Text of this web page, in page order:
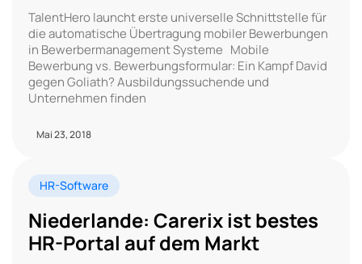
TalentHero launcht erste universelle Schnittstelle für
die automatische Übertragung mobiler Bewerbungen
in Bewerbermanagement Systeme Mobile
Bewerbung vs. Bewerbungsformular: Ein Kampf David
gegen Goliath? Ausbildungssuchende und
Unternehmen finden
Mai 23, 2018
HR-Software
Niederlande: Carerix ist bestes
HR-Portal auf dem Markt